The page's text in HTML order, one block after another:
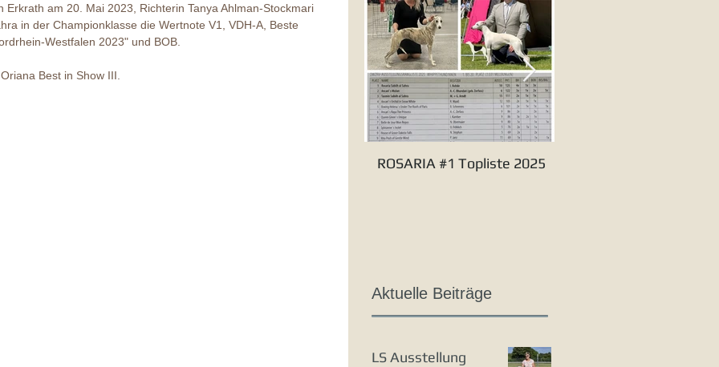
Erkrath am 20. Mai 2023, Richterin Tanya Ahlman-Stockmari
in der Championklasse die Wertnote V1, VDH-A, Beste
Westfalen 2023" und BOB.
Best in Show III.
ROSARIA #1 Topliste 2025
Aktuelle Beiträge
LS Ausstellung